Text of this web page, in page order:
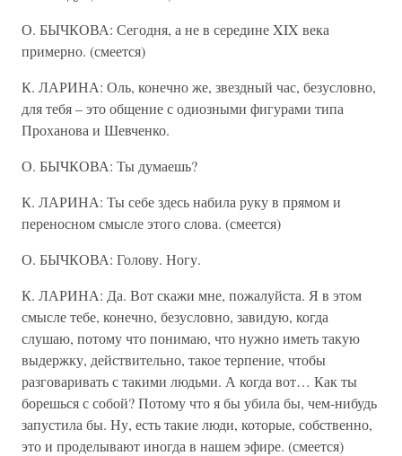
О. БЫЧКОВА: Сегодня, а не в середине XIX века
примерно. (смеется)
К. ЛАРИНА: Оль, конечно же, звездный час, безусловно,
для тебя – это общение с одиозными фигурами типа
Проханова и Шевченко.
О. БЫЧКОВА: Ты думаешь?
К. ЛАРИНА: Ты себе здесь набила руку в прямом и
переносном смысле этого слова. (смеется)
О. БЫЧКОВА: Голову. Ногу.
К. ЛАРИНА: Да. Вот скажи мне, пожалуйста. Я в этом
смысле тебе, конечно, безусловно, завидую, когда
слушаю, потому что понимаю, что нужно иметь такую
выдержку, действительно, такое терпение, чтобы
разговаривать с такими людьми. А когда вот… Как ты
борешься с собой? Потому что я бы убила бы, чем-нибудь
запустила бы. Ну, есть такие люди, которые, собственно,
это и проделывают иногда в нашем эфире. (смеется)